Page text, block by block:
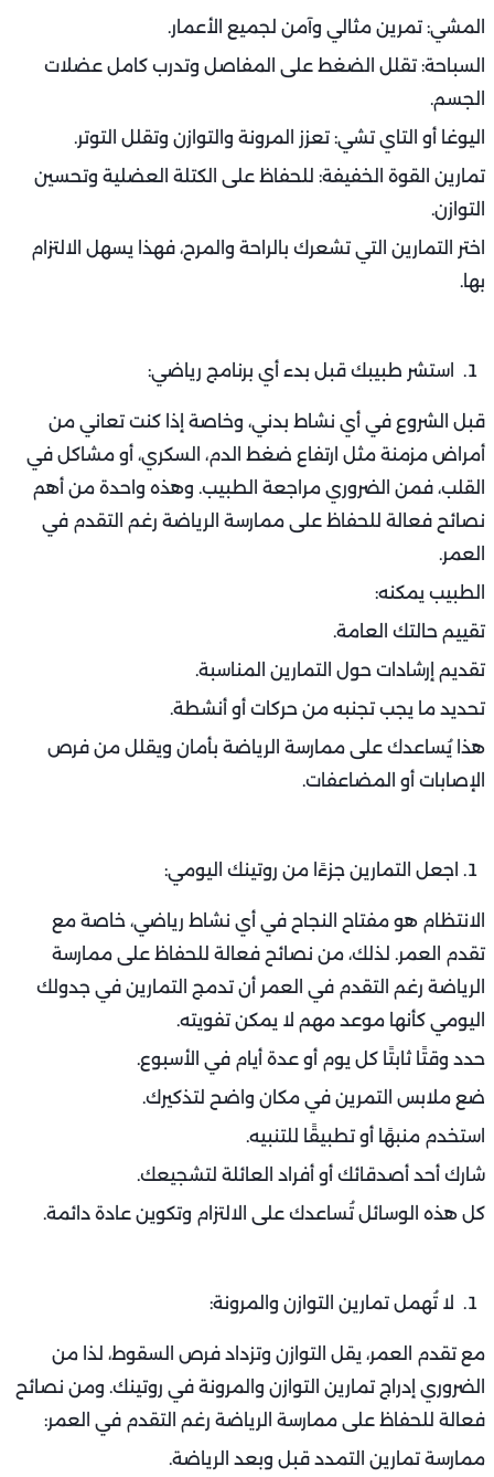
المشي: تمرين مثالي وآمن لجميع الأعمار.
السباحة: تقلل الضغط على المفاصل وتدرب كامل عضلات
الجسم.
اليوغا أو التاي تشي: تعزز المرونة والتوازن وتقلل التوتر.
تمارين القوة الخفيفة: للحفاظ على الكتلة العضلية وتحسين
التوازن.
اختر التمارين التي تشعرك بالراحة والمرح، فهذا يسهل الالتزام
بها.
استشر طبيبك قبل بدء أي برنامج رياضي:
قبل الشروع في أي نشاط بدني، وخاصة إذا كنت تعاني من
أمراض مزمنة مثل ارتفاع ضغط الدم، السكري، أو مشاكل في
القلب، فمن الضروري مراجعة الطبيب. وهذه واحدة من أهم
نصائح فعالة للحفاظ على ممارسة الرياضة رغم التقدم في
العمر.
الطبيب يمكنه:
تقييم حالتك العامة.
تقديم إرشادات حول التمارين المناسبة.
تحديد ما يجب تجنبه من حركات أو أنشطة.
هذا يُساعدك على ممارسة الرياضة بأمان ويقلل من فرص
الإصابات أو المضاعفات.
اجعل التمارين جزءًا من روتينك اليومي:
الانتظام هو مفتاح النجاح في أي نشاط رياضي، خاصة مع
تقدم العمر. لذلك، من نصائح فعالة للحفاظ على ممارسة
الرياضة رغم التقدم في العمر أن تدمج التمارين في جدولك
اليومي كأنها موعد مهم لا يمكن تفويته.
حدد وقتًا ثابتًا كل يوم أو عدة أيام في الأسبوع.
ضع ملابس التمرين في مكان واضح لتذكيرك.
استخدم منبهًا أو تطبيقًا للتنبيه.
شارك أحد أصدقائك أو أفراد العائلة لتشجيعك.
كل هذه الوسائل تُساعدك على الالتزام وتكوين عادة دائمة.
لا تُهمل تمارين التوازن والمرونة:
مع تقدم العمر، يقل التوازن وتزداد فرص السقوط، لذا من
الضروري إدراج تمارين التوازن والمرونة في روتينك. ومن نصائح
فعالة للحفاظ على ممارسة الرياضة رغم التقدم في العمر:
ممارسة تمارين التمدد قبل وبعد الرياضة.